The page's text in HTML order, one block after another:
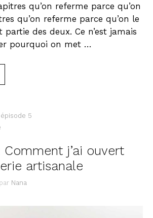
qu’on referme parce qu’on
qu’on referme parce qu’on le
des deux. Ce n’est jamais
pourquoi on met …
épisode 5
Comment j’ai ouvert
artisanale
par Nana